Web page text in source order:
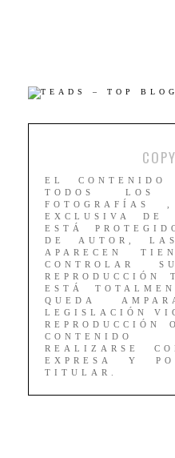
EL
TODOS LOS
FOTOGRAFÍAS
EXCLUSIVA DE
ESTÁ
DE AUTOR,
APARECEN
CONTROLAR
REPRODUCCIÓN
ESTÁ
QUEDA
LEGISLACIÓN
REPRODUCCIÓN
CONTENIDO
REALIZARSE
EXPRESA Y
TITULAR.